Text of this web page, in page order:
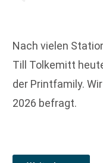
Nach vielen
Till Tolkemitt
der Printfamily.
2026 befragt.